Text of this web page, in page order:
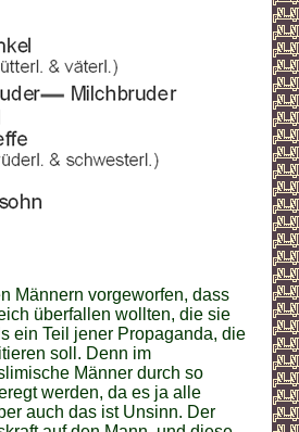
Männern vorgeworfen, dass
überfallen wollten, die sie
ein Teil jener Propaganda, die
soll. Denn im
Männer durch so
werden, da es ja alle
auch das ist Unsinn. Der